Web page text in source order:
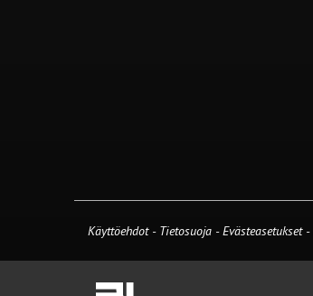
Käyttöehdot - Tietosuoja -Evästeasetukset-